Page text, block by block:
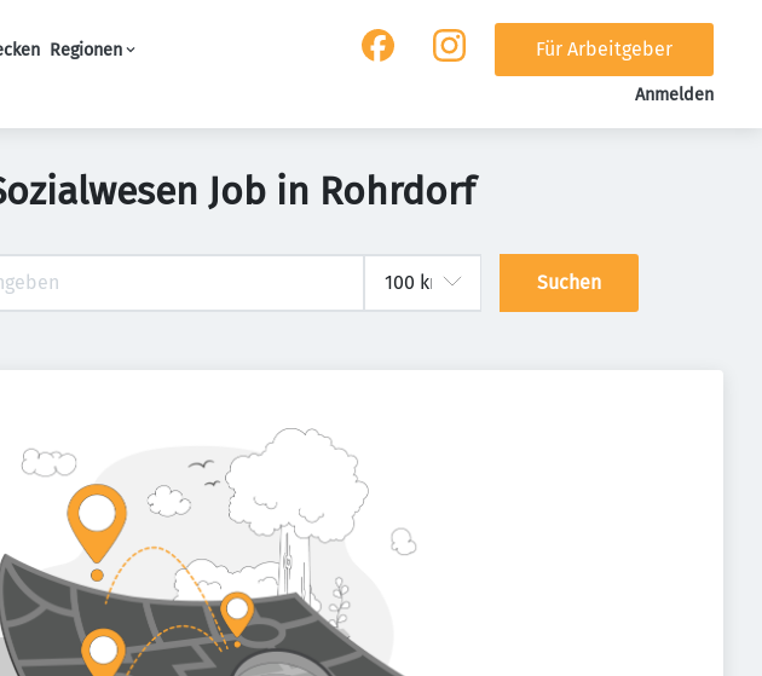
Regionen
Für Arbeitgeber
Anmelden
Job in Rohrdorf
Suchen